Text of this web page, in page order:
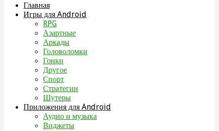
Главная
Игры для Android
RPG
Азартные
Аркады
Головоломки
Гонки
Другое
Спорт
Стратегии
Шутеры
Приложения для Android
Аудио и музыка
Виджеты